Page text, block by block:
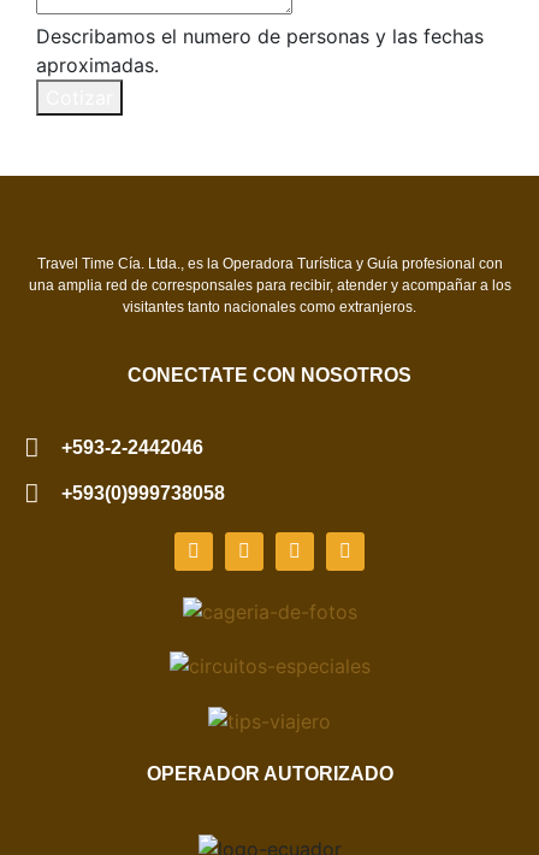
Describamos el numero de personas y las fechas
aproximadas.
Travel Time Cía. Ltda., es la Operadora Turística y Guía profesional con
una amplia red de corresponsales para recibir, atender y acompañar a los
visitantes tanto nacionales como extranjeros.
CONECTATE CON NOSOTROS
+593-2-2442046
+593(0)999738058
OPERADOR AUTORIZADO